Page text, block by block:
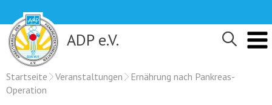
content
ADP e.V.
Startseite Veranstaltungen
Ernährung nach Pankreas-
Operation